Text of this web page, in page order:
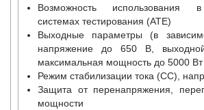
Возможность использования в
системах тестирования (ATE)
Выходные параметры (в
напряжение до 650 В,
максимальная мощность до 5000 Вт
Режим стабилизации тока (СС),
Защита от перенапряжения,
мощности